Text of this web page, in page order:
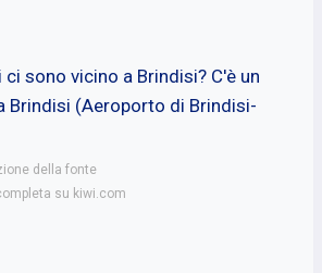
sono vicino a Brindisi? C'è un
Brindisi (Aeroporto di Brindisi-
della fonte
su kiwi.com